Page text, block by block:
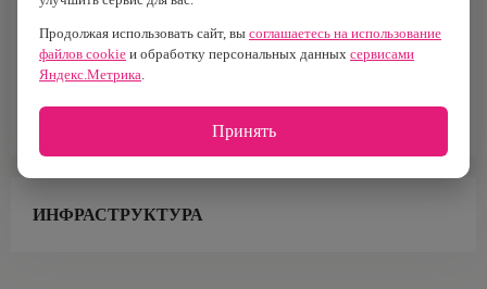
Построен
1920 г.
Налоговая
№30
Бизнес-центр
ИНФРАСТРУКТУРА
Продолжая использовать сайт, вы соглашаетесь на использование
файлов cookie и обработку персональных данных сервисами
Яндекс.Метрика
Принять